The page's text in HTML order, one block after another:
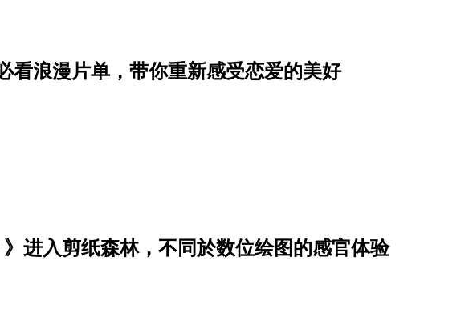
看浪漫片单，带你重新感受恋爱的美好
进入剪纸森林，不同於数位绘图的感官体验